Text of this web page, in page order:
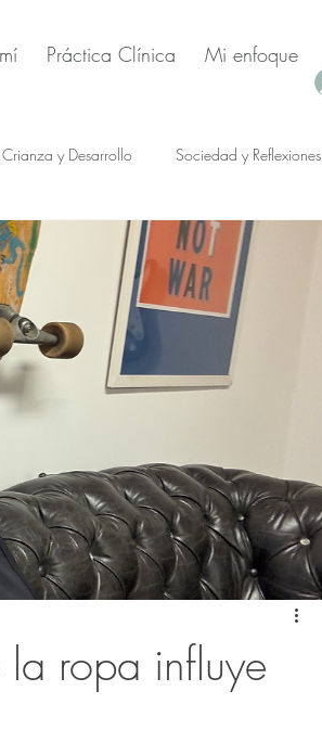
Práctica Clínica Mi enfoque
Crianza y Desarrollo Sociedad y Reflexiones
ropa influye